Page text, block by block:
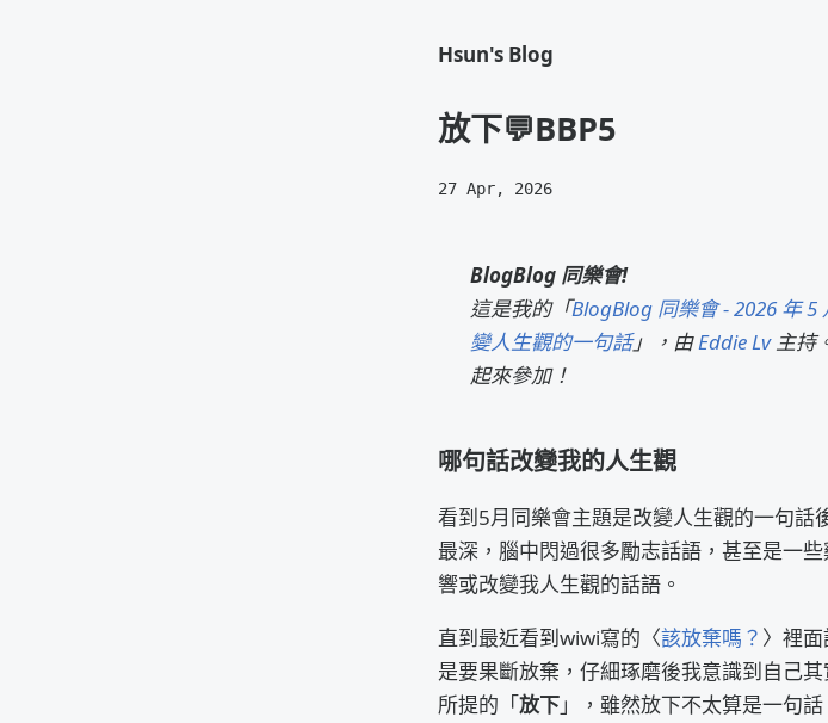
Hsun's Blog
放下💬BBP5
27 Apr, 2026
BlogBlog 同樂會!
這是我的「BlogBlog 同樂會 - 2026 年 5
變人生觀的一句話」，由Eddie Lv主持
起來參加！
哪句話改變我的人生觀
看到5月同樂會主題是改變人生觀的一句話
最深，腦中閃過很多勵志話語，甚至是一
響或改變我人生觀的話語。
直到最近看到wiwi寫的〈該放棄嗎？ 〉裡
是要果斷放棄，仔細琢磨後我意識到自己
所提的「放下」，雖然放下不太算是一句